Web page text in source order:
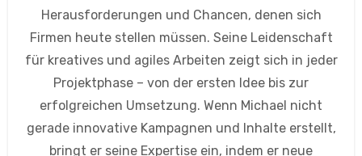
Herausforderungen und Chancen, denen sich
Firmen heute stellen müssen. Seine Leidenschaft
für kreatives und agiles Arbeiten zeigt sich in jeder
Projektphase – von der ersten Idee bis zur
erfolgreichen Umsetzung. Wenn Michael nicht
gerade innovative Kampagnen und Inhalte erstellt,
bringt er seine Expertise ein, indem er neue